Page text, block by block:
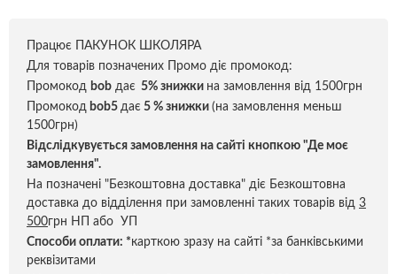
Працює ПАКУНОК ШКОЛЯРА
Для товарів позначених Промо діє промокод:
Промокод bob дає 5% знижки на замовлення від 1500грн
Промокод bob5 дає 5 % знижки (на замовлення меньш
1500грн)
Відслідкувується замовлення на сайті кнопкою "Де моє
замовлення".
На позначені "Безкоштовна доставка" діє Безкоштовна
доставка до відділення при замовленні таких товарів від 3
500грн НП або УП
Способи оплати: *карткою зразу на сайті *за банківськими
реквізитами